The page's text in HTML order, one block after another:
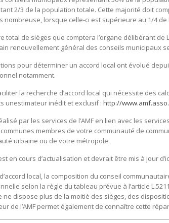
2/3 de la population totale. Cette majorité doit
nombreuse, lorsque celle-ci est supérieure au 1/4
total de sièges que comptera l’organe délibérant de
renouvellement général des conseils municipaux
pour déterminer un accord local ont évolué
notamment.
la recherche d’accord local qui nécessite des
unestimateur inédit et exclusif: http://
par les services de l’AMF en lien avec les
membres de votre communauté de
urbaine ou de votre métropole.
en cours d’actualisation et devrait être mis à jour
local, la composition du conseil
selon la règle du tableau prévue à l’article
ne dispose plus de la moitié des sièges, des
de l’AMF permet également de connaître cette